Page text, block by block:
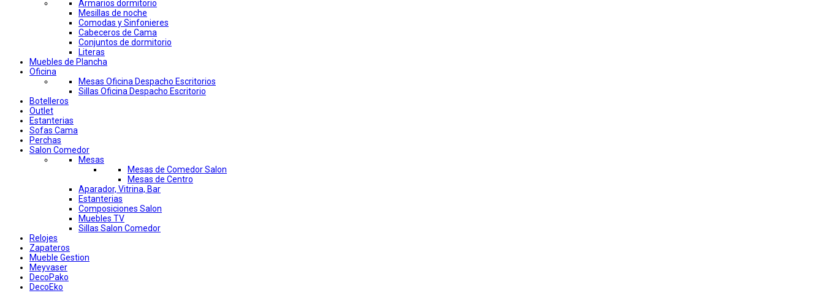
Armarios dormitorio
Mesillas de noche
Comodas y Sinfonieres
Cabeceros de Cama
Conjuntos de dormitorio
Literas
Muebles de Plancha
Oficina
Mesas Oficina Despacho Escritorios
Sillas Oficina Despacho Escritorio
Botelleros
Outlet
Estanterias
Sofas Cama
Perchas
Salon Comedor
Mesas
Mesas de Comedor Salon
Mesas de Centro
Aparador, Vitrina, Bar
Estanterias
Composiciones Salon
Muebles TV
Sillas Salon Comedor
Relojes
Zapateros
Mueble Gestion
Meyvaser
DecoPako
DecoEko